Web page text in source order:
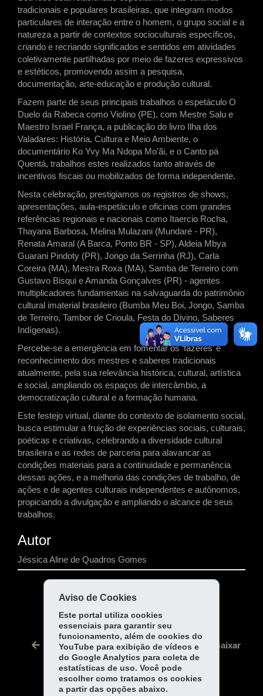
tradicionais e populares brasileiras, que integram modos
particulares de interação entre o homem, o grupo social e a
natureza a partir de contextos socioculturais específicos,
criando e recriando significados e sentidos em atividades
coletivamente partilhadas por meio de fazeres expressivos
e estéticos, promovendo assim a pesquisa,
documentação, arte-educação e produção cultural.
Fazem parte de seus principais trabalhos o espetáculo O
Duelo da Rabeca como Violino (PE), com Mestre Salu e
Maestro Israel França, a publicação do livro Ilha dos
Valadares: História, Cultura e Meio Ambiente, o
documentário Ko Yvy Ma Ndopa Mo’ãi, e o Canto pá
Quentá, trabalhos estes realizados tanto através de
incentivos fiscais ou mobilizados de forma independente.
Nesta celebração, prestigiamos os registros de shows,
apresentações, aula-espetáculo e oficinas com grandes
referências regionais e nacionais como Itaercio Rocha,
Thayana Barbosa, Melina Mulazani (Mundaré - PR),
Renata Amaral (A Barca, Ponto BR - SP), Aldeia Mbya
Guarani Pindoty (PR), Jongo da Serrinha (RJ), Carla
Coreira (MA), Mestra Roxa (MA), Samba de Terreiro com
Gustavo Bisqui e Amanda Gonçalves (PR) - agentes
multiplicadores fundamentais na salvaguarda do patrimônio
cultural imaterial brasileiro (Bumba Meu Boi, Jongo, Samba
de Terreiro, Tambor de Crioula, Festa do Divino, Saberes
Indígenas).
Percebe-se a emergência em fomentar os ‘fazeres’ e
reconhecimento dos mestres e saberes tradicionais
atualmente, pela sua relevância histórica, cultural, artística
e social, ampliando os espaços de intercâmbio, a
democratização cultural e a formação humana.
Este festejo virtual, diante do contexto de isolamento social,
busca estimular a fruição de experiências sociais, culturais,
poéticas e criativas, celebrando a diversidade cultural
brasileira e as redes de parceria para alavancar as
condições materiais para a continuidade e permanência
dessas ações, e a melhoria das condições de trabalho, de
ações e de agentes culturais independentes e autônomos,
propiciando a divulgação e ampliando o alcance de seus
trabalhos.
Autor
Jéssica Aline de Quadros Gomes
COMPARTILHE:
Fa
ce
bo
ok
Tw
itt
er
ts
Ap
p
Voltar Início Imprimir Baixar
Aviso de Cookies
Este portal utiliza cookies
essenciais para garantir seu
funcionamento, além de cookies do
YouTube para exibição de vídeos e
do Google Analytics para coleta de
estatísticas de uso. Você pode
escolher como tratamos os cookies
a partir das opções abaixo.